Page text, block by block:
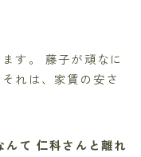
す。 藤子が頑なに
れは、家賃の安さ
んて 仁科さんと離れ